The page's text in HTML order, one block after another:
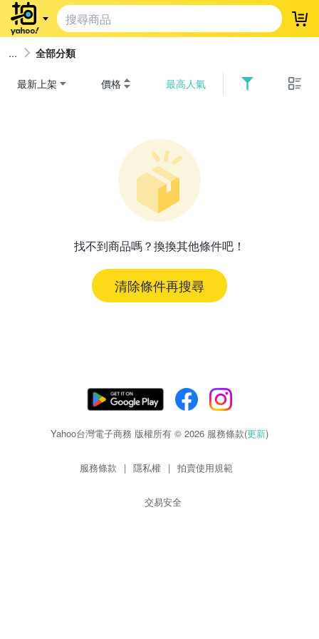
登
全部分類
最新上架 價格 最高人氣
找不到商品嗎？換換其他條件吧！
清除條件再搜尋
Yahoo台灣電子商務 版權所有 © 2026 服務條款(更新)
服務條款 | 隱私權 | 拍賣使用規範
交易安全